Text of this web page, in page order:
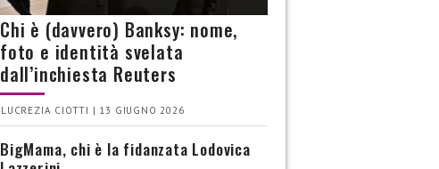
Chi è (davvero) Banksy: nome,
foto e identità svelata
dall’inchiesta Reuters
LUCREZIA CIOTTI | 13 GIUGNO 2026
BigMama, chi è la fidanzata Lodovica